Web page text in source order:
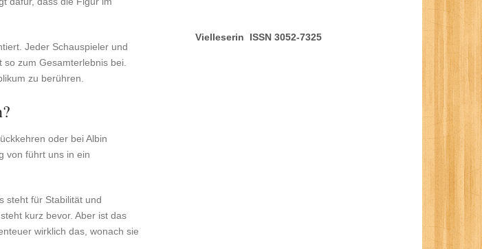
Jeder Schauspieler und
so zum Gesamterlebnis bei.
zu berühren.
oder bei Albin
von führt uns in ein
steht für Stabilität und
kurz bevor. Aber ist das
wirklich das, wonach sie
Vielleserin ISSN 3052-7325